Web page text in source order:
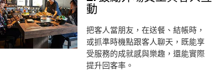
動
把客人當朋友，在送餐、結帳時，
或抓準時機點跟客人聊天，既能享
受服務的成就感與樂趣，還能實際
提升回客率。